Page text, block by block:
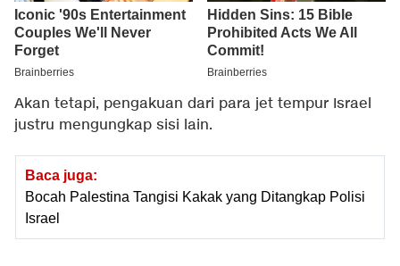
Akan tetapi, pengakuan dari para jet tempur Israel
justru mengungkap sisi lain.
Baca juga:
Bocah Palestina Tangisi Kakak yang Ditangkap Polisi
Israel